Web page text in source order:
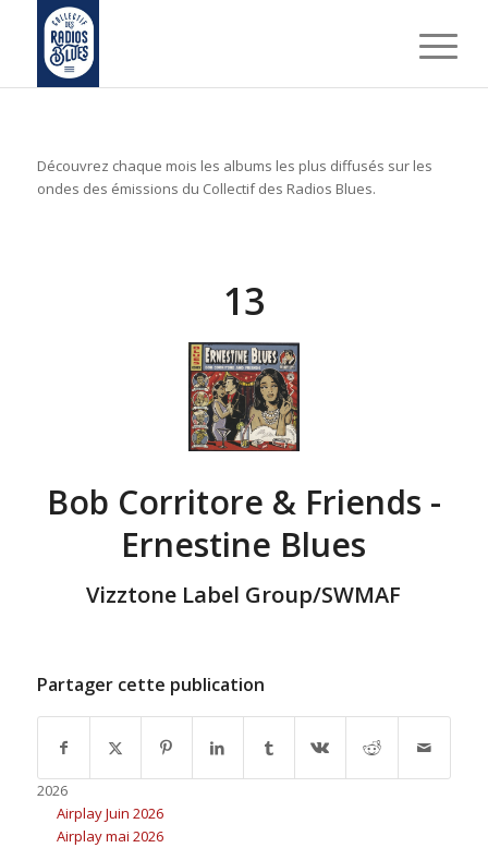
Découvrez chaque mois les albums les plus diffusés sur les
ondes des émissions du Collectif des Radios Blues.
13
Bob Corritore & Friends -
Ernestine Blues
Vizztone Label Group/SWMAF
Partager cette publication
2026
Airplay Juin 2026
Airplay mai 2026